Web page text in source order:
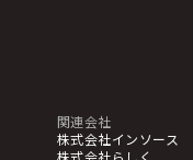
関連会社
株式会社インソース
株式会社らしく